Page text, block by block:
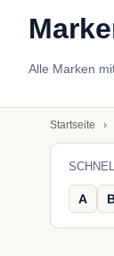
Alle Marken
Startseite ›
A